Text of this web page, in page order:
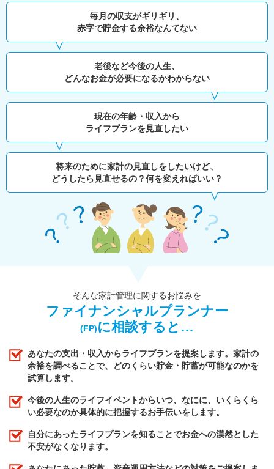
毎月の収支がギリギリ、
赤字で貯金する余裕なんてない
老後など今後の人生、
どんなお金が必要になるかわからない
現在の年齢・収入から
ライフプランを見直したい
将来のために家計の見直しをしたいけど、
どうしたら見直せるの？何を変えればいい？
そんな家計管理に関するお悩みを
ファイナンシャルプランナー
(FP)に相談すると…
あなたの支出・収入からライフプランを提案します。家計の
余裕を調べることで、どのくらい貯金・貯蓄が可能なのかを
試算します。
今後の人生のライフイベントからいつ、なにに、いくらくら
い必要なのか具体的に把握するお手伝いをします。
自分にあったライフプランを知ることでお金への漠然とした
不安がなくなります。